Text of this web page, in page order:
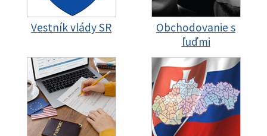
Vestník vlády SR
Obchodovanie s
ľuďmi